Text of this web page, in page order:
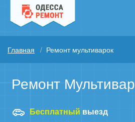
Главная Ремонт мультиварок
Ремонт
Бесплатный выезд